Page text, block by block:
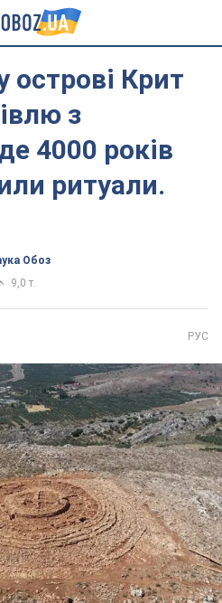
острові Крит
з
4000 років
ритуали.
Обоз
9,0 т.
РУС